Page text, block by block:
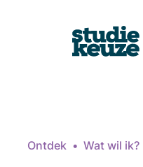
Ontdek Wat wil ik?